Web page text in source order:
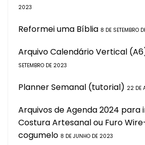
2023
Reformei uma Bíblia 8 DE SETEMBRO
Arquivo Calendário Vertical
SETEMBRO DE 2023
Planner Semanal (tutorial) 22 DE
Arquivos de Agenda 2024 para
Costura Artesanal ou Furo
cogumelo 8 DE JUNHO DE 2023